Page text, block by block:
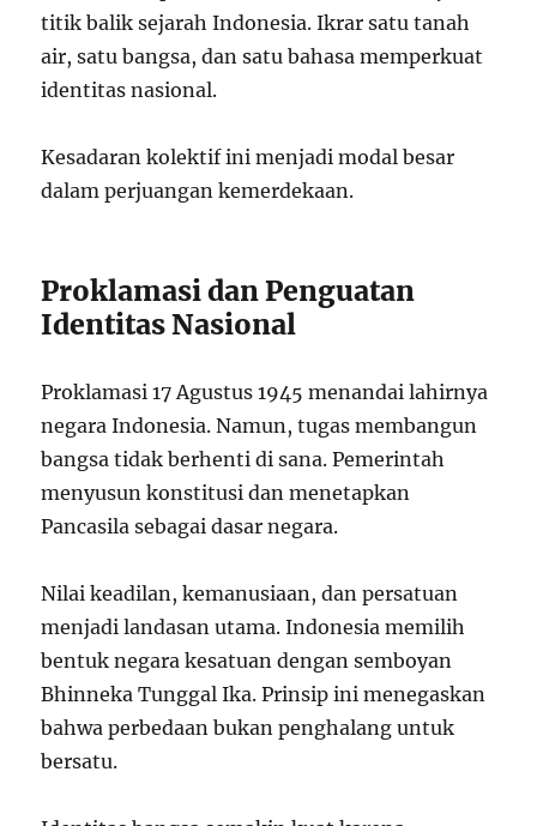
titik balik sejarah Indonesia. Ikrar satu tanah
air, satu bangsa, dan satu bahasa memperkuat
identitas nasional.
Kesadaran kolektif ini menjadi modal besar
dalam perjuangan kemerdekaan.
Proklamasi dan Penguatan
Identitas Nasional
Proklamasi 17 Agustus 1945 menandai lahirnya
negara Indonesia. Namun, tugas membangun
bangsa tidak berhenti di sana. Pemerintah
menyusun konstitusi dan menetapkan
Pancasila sebagai dasar negara.
Nilai keadilan, kemanusiaan, dan persatuan
menjadi landasan utama. Indonesia memilih
bentuk negara kesatuan dengan semboyan
Bhinneka Tunggal Ika. Prinsip ini menegaskan
bahwa perbedaan bukan penghalang untuk
bersatu.